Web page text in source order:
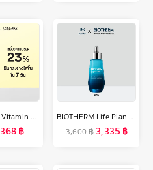
COSRX The Vitamin C Serum 20g เซรั่มวิตามินซีบริสุทธิ์เข้มข้น ช่วยลดเลือนรอยดำ รอยสิว ปรับผิวหมองคล้ำให้กระจ่างใส มีชีวิตชีวา
368฿
BIOTHERM Life Plankton™ Elixir Serum 50ml ไบโอเธิร์ม ไลฟ์ แพลงตอน เซรั่ม เพื่อผิวอ่อนเยาว์ ชุ่มชื้น (เซรั่ม สกินแคร์ แพลงตอน)
3,600฿ 3,335 ฿